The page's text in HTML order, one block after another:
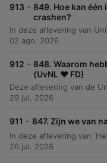
913 - 849. Hoe kan
crashen?
02 ago. 2026
912 - 848. Waarom
(UvNL ❤️ FD)
29 jul. 2026
911 - 847. Zijn we van
26 jul. 2026